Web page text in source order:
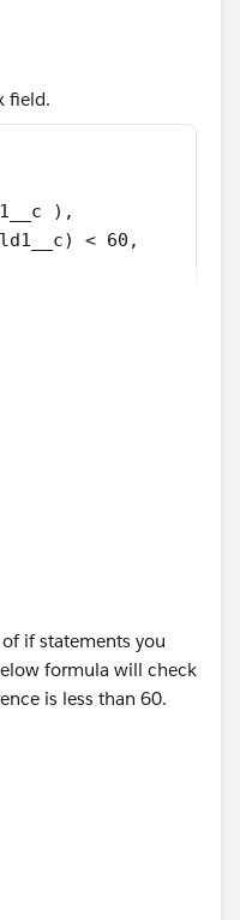
field.
),
< 60,
if statements you
formula will check
is less than 60.